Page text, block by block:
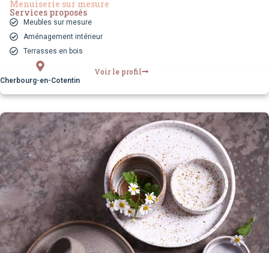
Menuiserie sur mesure
Services proposés
Meubles sur mesure
Aménagement intérieur
Terrasses en bois
Cherbourg-en-Cotentin
Voir le profil